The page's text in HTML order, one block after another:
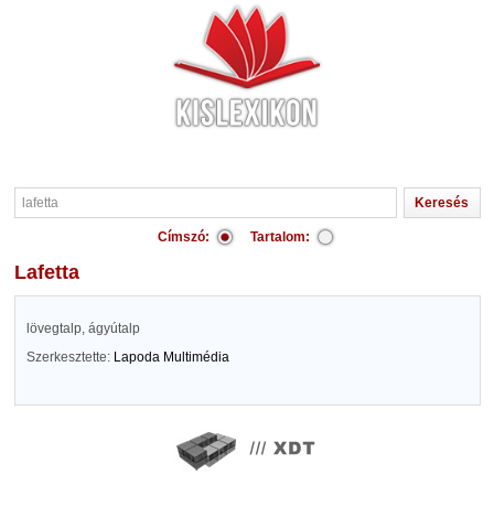
Címszó: Tartalom:
lafetta
lövegtalp, ágyútalp
Szerkesztette: Lapoda Multimédia